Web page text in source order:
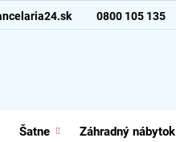
0800 105 135
Šatne Záhradný nábytok